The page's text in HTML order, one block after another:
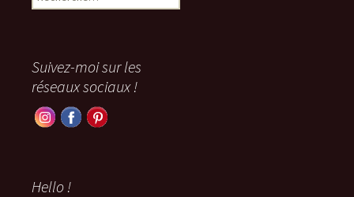
Suivez-moi sur les
réseaux sociaux !
Hello !